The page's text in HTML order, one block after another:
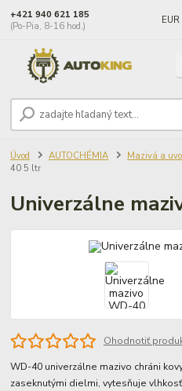
EUR
+421 940 621 185
(Po-Pia, 8-16 hod.)
Úvod AUTOCHÉMIA Mazivá a
40 5 ltr
Univerzálne
Ohodnotiť
WD-40 univerzálne mazivo chráni
zaseknutými dielmi, vytesňuje